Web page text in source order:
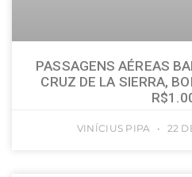
PASSAGENS AÉREAS
CRUZ DE LA SIERRA,
VINÍCIUS PIPA 22